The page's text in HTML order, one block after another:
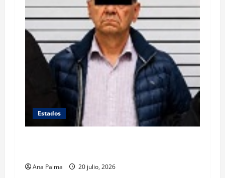
Estados
Ana Palma 20 julio, 2026